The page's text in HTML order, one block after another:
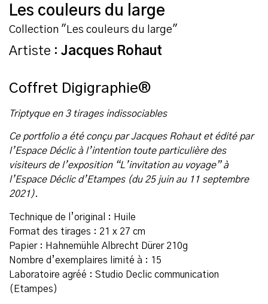
Les couleurs du large
Collection "Les couleurs du large"
Artiste : Jacques Rohaut
Coffret Digigraphie®
Triptyque en 3 tirages indissociables
Ce portfolio a été conçu par Jacques Rohaut et édité par
l’Espace Déclic à l’intention toute particulière des
visiteurs de l’exposition “L’invitation au voyage” à
l’Espace Déclic d’Etampes (du 25 juin au 11 septembre
2021).
Technique de l’original : Huile
Format des tirages : 21 x 27 cm
Papier : Hahnemühle Albrecht Dürer 210g
Nombre d’exemplaires limité à : 15
Laboratoire agréé : Studio Declic communication
(Etampes)